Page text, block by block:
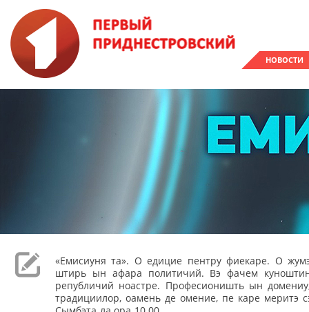
НОВОСТИ
«Емисиуня та». О едицие пентру фиекаре. О
штирь ын афара политичий. Вэ фачем
републичий ноастре. Професионишть ын
традициилор, оамень де омение, пе каре меритэ